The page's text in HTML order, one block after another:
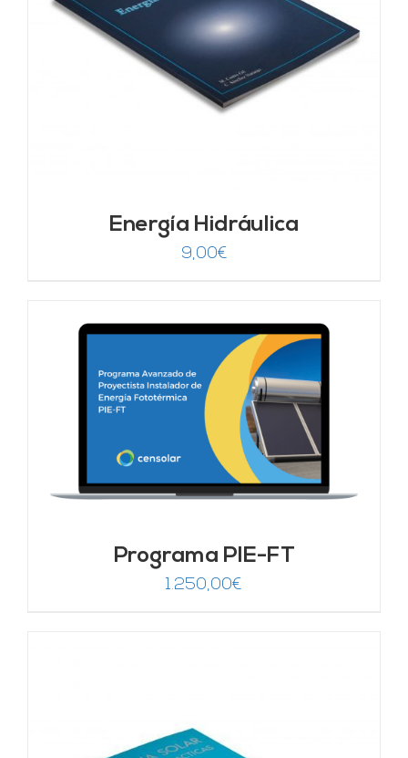
Energía Hidráulica
9,00€
Programa PIE-FT
1.250,00€